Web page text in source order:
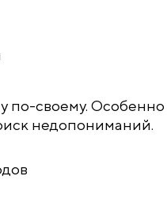
своему. Особенно
недопониманий.